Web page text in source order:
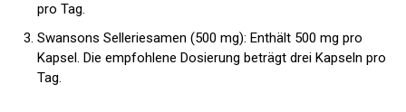
pro Tag.
Swansons Selleriesamen (500 mg): Enthält 500 mg pro
Kapsel. Die empfohlene Dosierung beträgt drei Kapseln pro
Tag.